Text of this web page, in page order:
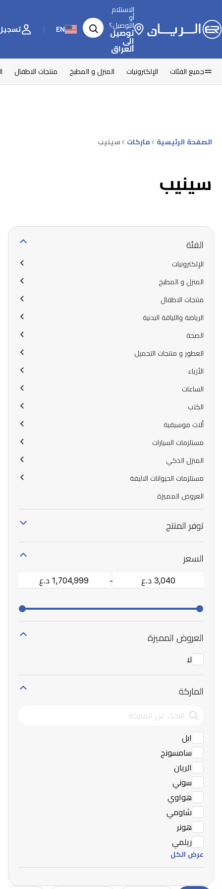
الاستلام
أو
التوصيل؟
توصيل
إلى
العراق
EN تسجيل
جميع الفئات الإلكترونيات المنزل و المطبخ منتجات الاطفال
الصفحة الرئيسية ماركات سينيب
سينيب
الفئة
الإلكترونيات
المنزل و المطبخ
منتجات الاطفال
الرياضة واللياقة البدنية
الصحة
العطور و منتجات التجميل
الأزياء
الساعات
الكتب
ألات موسيقية
مستلزمات السيارات
المنزل الذكي
مستلزمات الحيوانات الاليفة
العروض المميزة
توفر المنتج
السعر
-
العروض المميزة
لا
الماركة
ابل
سامسونج
الريان
سوني
هواوي
شاومي
هونر
ريلمي
عرض الكل